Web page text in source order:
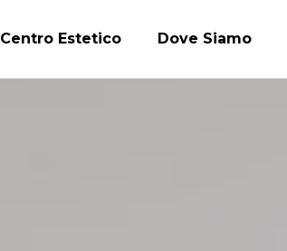
Centro Estetico Dove Siamo